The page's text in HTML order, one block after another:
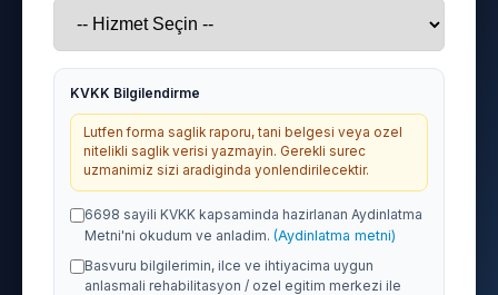
KVKK Bilgilendirme
Lutfen forma saglik raporu, tani belgesi veya ozel
nitelikli saglik verisi yazmayin. Gerekli surec
uzmanimiz sizi aradiginda yonlendirilecektir.
6698 sayili KVKK kapsaminda hazirlanan Aydinlatma
Metni'ni okudum ve anladim. (Aydinlatma metni)
Basvuru bilgilerimin, ilce ve ihtiyacima uygun
anlasmali rehabilitasyon / ozel egitim merkezi ile